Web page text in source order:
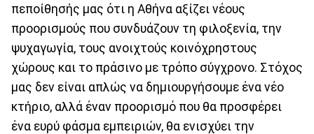
πεποίθησής μας ότι η Αθήνα αξίζει νέους
προορισμούς που συνδυάζουν τη φιλοξενία, την
ψυχαγωγία, τους ανοιχτούς κοινόχρηστους
χώρους και το πράσινο με τρόπο σύγχρονο. Στόχος
μας δεν είναι απλώς να δημιουργήσουμε ένα νέο
κτήριο, αλλά έναν προορισμό που θα προσφέρει
ένα ευρύ φάσμα εμπειριών, θα ενισχύει την